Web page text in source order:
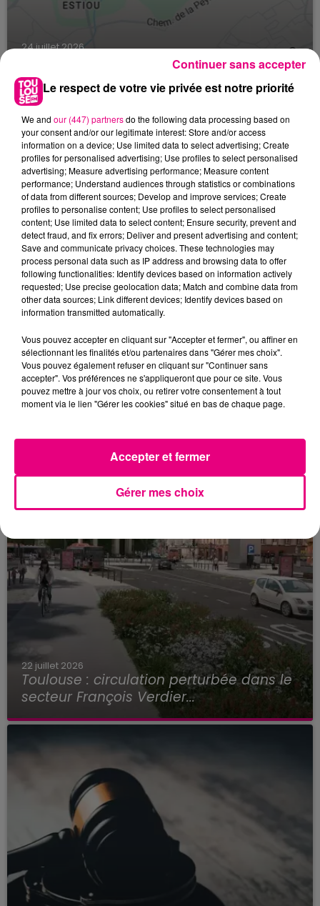
24 juillet 2026
Incendie à Plaisance-du-Touch : des
habitations évacuées face à...
23 juillet 2026
Violent incendie au nord de Toulouse
22 juillet 2026
Toulouse : circulation perturbée dans le
secteur François Verdier...
Le respect de votre vie privée est notre priorité
We and our (447) partnersdo the following data processing based on
your consent and/or our legitimate interest: Store and/or access
information on a device; Use limited data to select advertising; Create
profiles for personalised advertising; Use profiles to select personalised
advertising; Measure advertising performance; Measure content
performance; Understand audiences through statistics or combinations
of data from different sources; Develop and improve services; Create
profiles to personalise content; Use profiles to select personalised
content; Use limited data to select content; Ensure security, prevent and
detect fraud, and fix errors; Deliver and present advertising and content;
Save and communicate privacy choices. These technologies may
process personal data such as IP address and browsing data to offer
following functionalities: Identify devices based on information actively
requested; Use precise geolocation data; Match and combine data from
other data sources; Link different devices; Identify devices based on
information transmitted automatically.
Vous pouvez accepter en cliquant sur "Accepter et fermer", ou affiner en
sélectionnant les finalités et/ou partenaires dans "Gérer mes choix".
Vous pouvez également refuser en cliquant sur "Continuer sans
accepter". Vos préférences ne s'appliqueront que pour ce site. Vous
pouvez mettre à jour vos choix, ou retirer votre consentement à tout
moment via le lien "Gérer les cookies" situé en bas de chaque page.
Gérer mes choix
Accepter et fermer
Continuer sans accepter